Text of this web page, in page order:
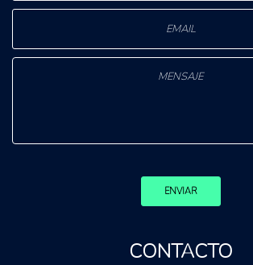
ENVIAR
CONTACTO